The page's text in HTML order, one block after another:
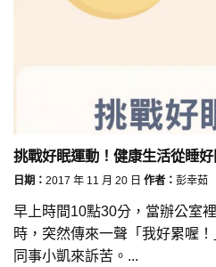
挑戰好眠運動！健康生活從睡
日期： 2017 年 11 月 20 日 作者： 彭幸茹
早上時間10點30分，當辦公室
時，突然傳來一聲「我好累喔
同事小凱來訴苦。...